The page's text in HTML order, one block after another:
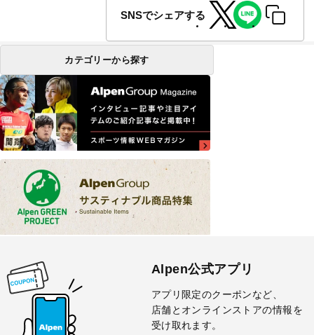
SNSでシェアする
カテゴリーから探す
Alpen公式アプリ
アプリ限定のクーポンなど、
店舗とオンラインストアの情報を
受け取れます。